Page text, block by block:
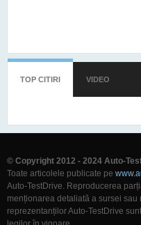
TOP CITIRI (TAB ACTIV)
VIDEO
© Copyright 2012 - 2024 Auto-
Toate articolele publicate pe
Auto-TestDrive. Reproducerea
menționarea detaliată a sursei
reprezentanților Auto-TestDrive